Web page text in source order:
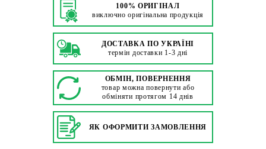
100% ОРИГІНАЛ
виключно оригінальна продукція
ДОСТАВКА ПО УКРАЇНІ
термін доставки 1-3 дні
ОБМІН, ПОВЕРНЕННЯ
товар можна повернути або
обміняти протягом 14 днів
ЯК ОФОРМИТИ ЗАМОВЛЕННЯ